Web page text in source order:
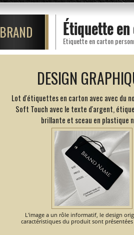
BRAND Étiquette en
DESIGN
Lot d'étiquettes en carton avec avec du
Soft Touch avec le texte d'argent,
brillante et sceau en plastique
L'image a un rôle informatif, le design
caractéristiques du produit sont présentées